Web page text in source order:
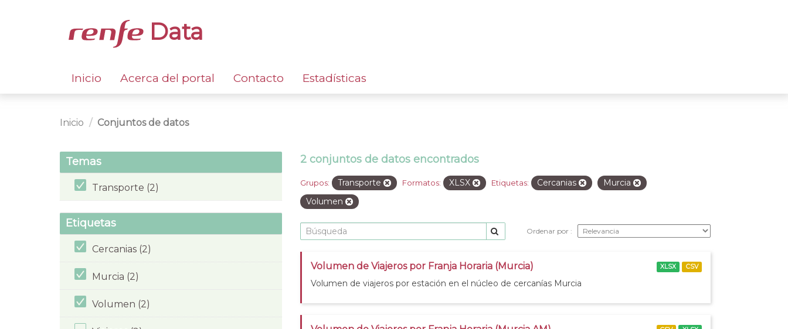
Data
Inicio Acerca del portal Contacto Estadísticas
Inicio Conjuntos de datos
Temas
Transporte (2)
Etiquetas
Cercanias (2)
Murcia (2)
Volumen (2)
2 conjuntos de datos encontrados
Grupos: Transporte Formatos: XLSX Etiquetas: Cercanias
Murcia
Volumen
Ordenar por
Volumen de Viajeros por Franja Horaria (Murcia)
Volumen de viajeros por estación en el núcleo de cercanías Murcia
XLSX CSV